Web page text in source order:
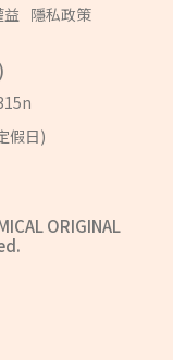
益 隱私政策
假日)
ORIGINAL